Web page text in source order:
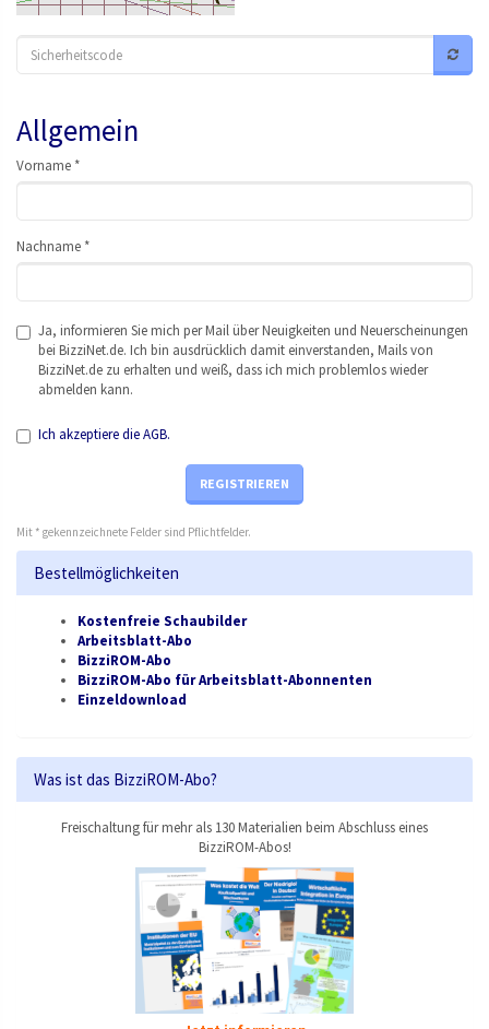
Allgemein
Vorname *
Nachname *
Ja, informieren Sie mich per Mail über Neuigkeiten und Neuerscheinungen
bei BizziNet.de. Ich bin ausdrücklich damit einverstanden, Mails von
BizziNet.de zu erhalten und weiß, dass ich mich problemlos wieder
abmelden kann.
Ich akzeptiere die AGB.
REGISTRIEREN
Mit * gekennzeichnete Felder sind Pflichtfelder.
Bestellmöglichkeiten
Kostenfreie Schaubilder
Arbeitsblatt-Abo
BizziROM-Abo
BizziROM-Abo für Arbeitsblatt-Abonnenten
Einzeldownload
Was ist das BizziROM-Abo?
Freischaltung für mehr als 130 Materialien beim Abschluss eines
BizziROM-Abos!